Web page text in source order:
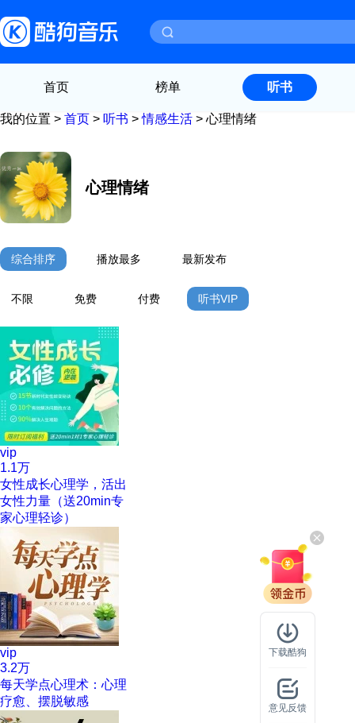
首页 榜单 听书
我的位置 > 首页 > 听书 > 情感生活 > 心理情绪
心理情绪
综合排序 播放最多 最新发布
不限 免费 付费 听书VIP
vip
1.1万
女性成长心理学，活出
女性力量（送20min专
家心理轻诊）
vip
3.2万
每天学点心理术：心理
疗愈、摆脱敏感
下载酷狗
意见反馈